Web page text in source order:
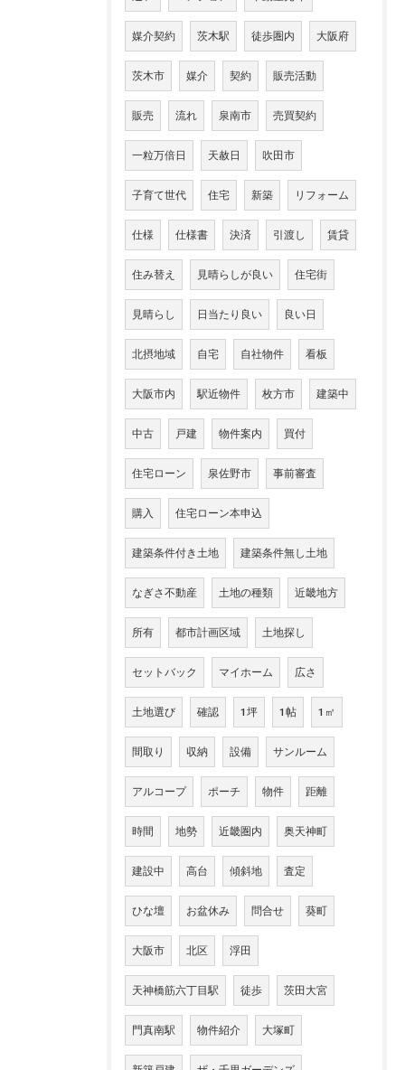
媒介契約 茨木駅 徒歩圏内 大阪府
茨木市 媒介 契約 販売活動
販売 流れ 泉南市 売買契約
一粒万倍日 天赦日 吹田市
子育て世代 住宅 新築 リフォーム
仕様 仕様書 決済 引渡し 賃貸
住み替え 見晴らしが良い 住宅街
見晴らし 日当たり良い 良い日
北摂地域 自宅 自社物件 看板
大阪市内 駅近物件 枚方市 建築中
中古 戸建 物件案内 買付
住宅ローン 泉佐野市 事前審査
購入 住宅ローン本申込
建築条件付き土地 建築条件無し土地
なぎさ不動産 土地の種類 近畿地方
所有 都市計画区域 土地探し
セットバック マイホーム 広さ
土地選び 確認 1坪 1帖 1㎡
間取り 収納 設備 サンルーム
アルコープ ポーチ 物件 距離
時間 地勢 近畿圏内 奥天神町
建設中 高台 傾斜地 査定
ひな壇 お盆休み 問合せ 葵町
大阪市 北区 浮田
天神橋筋六丁目駅 徒歩 茨田大宮
門真南駅 物件紹介 大塚町